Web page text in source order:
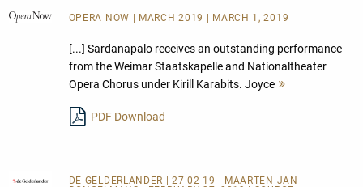
OPERA NOW | MARCH 2019 | MARCH 1, 2019
[...] Sardanapalo receives an outstanding performance
from the Weimar Staatskapelle and Nationaltheater
Opera Chorus under Kirill Karabits. Joyce
PDF Download
DE GELDERLANDER
| 27-02-19 | MAARTEN-JAN